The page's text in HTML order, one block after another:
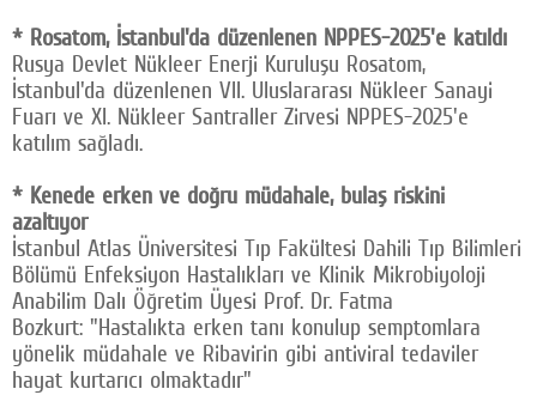
* Rosatom, İstanbul'da düzenlenen NPPES-2025'e katıldı
Rusya Devlet Nükleer Enerji Kuruluşu Rosatom,
İstanbul'da düzenlenen VII. Uluslararası Nükleer Sanayi
Fuarı ve XI. Nükleer Santraller Zirvesi NPPES-2025'e
katılım sağladı.
* Kenede erken ve doğru müdahale, bulaş riskini
azaltıyor
İstanbul Atlas Üniversitesi Tıp Fakültesi Dahili Tıp Bilimleri
Bölümü Enfeksiyon Hastalıkları ve Klinik Mikrobiyoloji
Anabilim Dalı Öğretim Üyesi Prof. Dr. Fatma
Bozkurt: "Hastalıkta erken tanı konulup semptomlara
yönelik müdahale ve Ribavirin gibi antiviral tedaviler
hayat kurtarıcı olmaktadır"